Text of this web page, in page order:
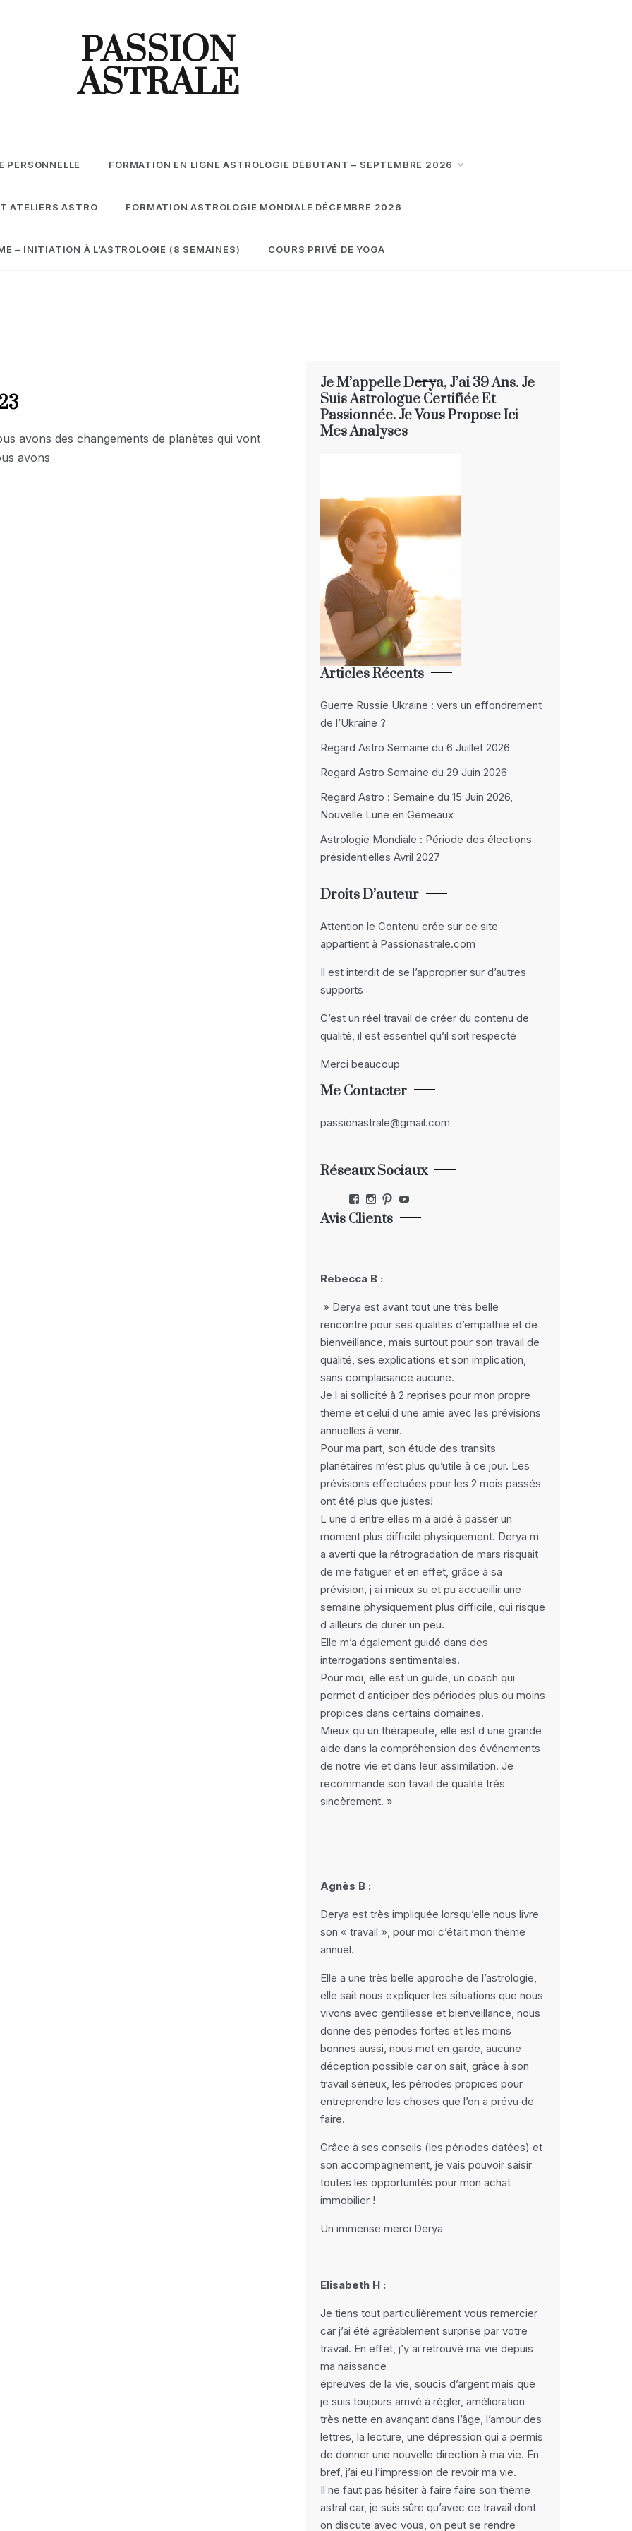
PASSION
ASTRALE
PERSONNELLE FORMATION EN LIGNE ASTROLOGIE DÉBUTANT – SEPTEMBRE 2026
ATELIERS ASTRO FORMATION ASTROLOGIE MONDIALE DÉCEMBRE 2026
– INITIATION À L’ASTROLOGIE (8 SEMAINES) COURS PRIVÉ DE YOGA
avons des changements de planètes qui vont
avons
Je M’appelle Derya, J’ai 39 Ans. Je
Suis Astrologue Certifiée Et
Passionnée. Je Vous Propose Ici
Mes Analyses
Articles Récents
Guerre Russie Ukraine : vers un effondrement
de l’Ukraine ?
Regard Astro Semaine du 6 Juillet 2026
Regard Astro Semaine du 29 Juin 2026
Regard Astro : Semaine du 15 Juin 2026,
Nouvelle Lune en Gémeaux
Astrologie Mondiale : Période des élections
présidentielles Avril 2027
Droits D’auteur
Attention le Contenu crée sur ce site
appartient à Passionastrale.com
Il est interdit de se l’approprier sur d’autres
supports
C’est un réel travail de créer du contenu de
qualité, il est essentiel qu’il soit respecté
Merci beaucoup
Me Contacter
passionastrale@gmail.com
Réseaux Sociaux
Facebook
Instagram
Pinterest
YouTube
Avis Clients
Rebecca B :
» Derya est avant tout une très belle
rencontre pour ses qualités d’empathie et de
bienveillance, mais surtout pour son travail de
qualité, ses explications et son implication,
sans complaisance aucune.
Je l ai sollicité à 2 reprises pour mon propre
thème et celui d une amie avec les prévisions
annuelles à venir.
Pour ma part, son étude des transits
planétaires m’est plus qu’utile à ce jour. Les
prévisions effectuées pour les 2 mois passés
ont été plus que justes!
L une d entre elles m a aidé à passer un
moment plus difficile physiquement. Derya m
a averti que la rétrogradation de mars risquait
de me fatiguer et en effet, grâce à sa
prévision, j ai mieux su et pu accueillir une
semaine physiquement plus difficile, qui risque
d ailleurs de durer un peu.
Elle m’a également guidé dans des
interrogations sentimentales.
Pour moi, elle est un guide, un coach qui
permet d anticiper des périodes plus ou moins
propices dans certains domaines.
Mieux qu un thérapeute, elle est d une grande
aide dans la compréhension des événements
de notre vie et dans leur assimilation. Je
recommande son tavail de qualité très
sincèrement. »
Agnès B :
Derya est très impliquée lorsqu’elle nous livre
son « travail », pour moi c’était mon thème
annuel.
Elle a une très belle approche de l’astrologie,
elle sait nous expliquer les situations que nous
vivons avec gentillesse et bienveillance, nous
donne des périodes fortes et les moins
bonnes aussi, nous met en garde, aucune
déception possible car on sait, grâce à son
travail sérieux, les périodes propices pour
entreprendre les choses que l’on a prévu de
faire.
Grâce à ses conseils (les périodes datées) et
son accompagnement, je vais pouvoir saisir
toutes les opportunités pour mon achat
immobilier !
Un immense merci Derya
Elisabeth H :
Je tiens tout particulièrement vous remercier
car j’ai été agréablement surprise par votre
travail. En effet, j’y ai retrouvé ma vie depuis
ma naissance
épreuves de la vie, soucis d’argent mais que
je suis toujours arrivé à régler, amélioration
très nette en avançant dans l’âge, l’amour des
lettres, la lecture, une dépression qui a permis
de donner une nouvelle direction à ma vie. En
bref, j’ai eu l’impression de revoir ma vie.
Il ne faut pas hésiter à faire faire son thème
astral car, je suis sûre qu’avec ce travail dont
on discute avec vous, on peut se rendre